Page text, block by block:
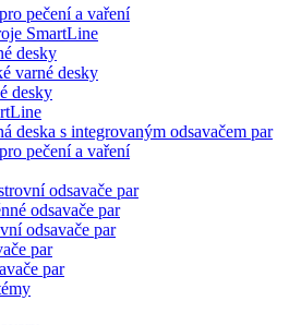
pečení a vaření
SmartLine
desky
varné desky
desky
deska s integrovaným odsavačem par
pečení a vaření
odsavače par
odsavače par
odsavače par
par
par